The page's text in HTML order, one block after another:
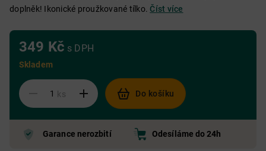
doplněk! Ikonické proužkované tílko. Číst více
349 Kč s DPH
Skladem
ks Do košíku
Garance nerozbití Odesíláme do 24h